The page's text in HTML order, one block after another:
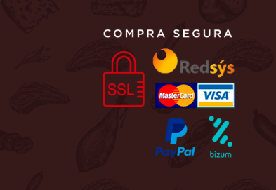
de
producto